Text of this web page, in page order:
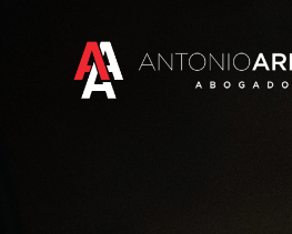
contenido